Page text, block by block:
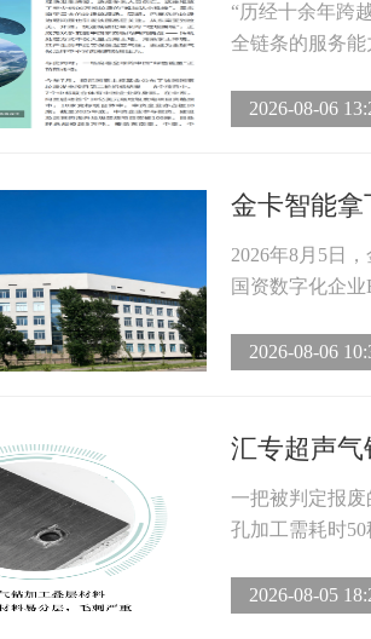
“历经十余年跨
全链条的服务
2026-08-06
金卡智能拿
2026年8月5日
国资数字化企
2026-08-06
汇专超声
一把被判定报
孔加工需耗时
2026-08-05